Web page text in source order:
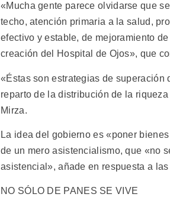
«Mucha gente parece olvidarse que
techo, atención primaria a la salud,
efectivo y estable, de mejoramiento
creación del Hospital de Ojos», que
«Éstas son estrategias de superación
reparto de la distribución de la
Mirza.
La idea del gobierno es «poner
de un mero asistencialismo, que «no
asistencial», añade en respuesta a
NO SÓLO DE PANES SE VIVE